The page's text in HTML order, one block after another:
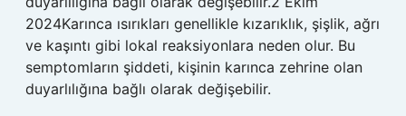
2024Karınca ısırıkları genellikle kızarıklık, şişlik, ağrı
ve kaşıntı gibi lokal reaksiyonlara neden olur. Bu
semptomların şiddeti, kişinin karınca zehrine olan
duyarlılığına bağlı olarak değişebilir.